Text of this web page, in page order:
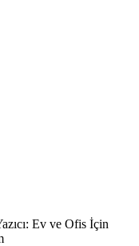
Ev ve Ofis İçin